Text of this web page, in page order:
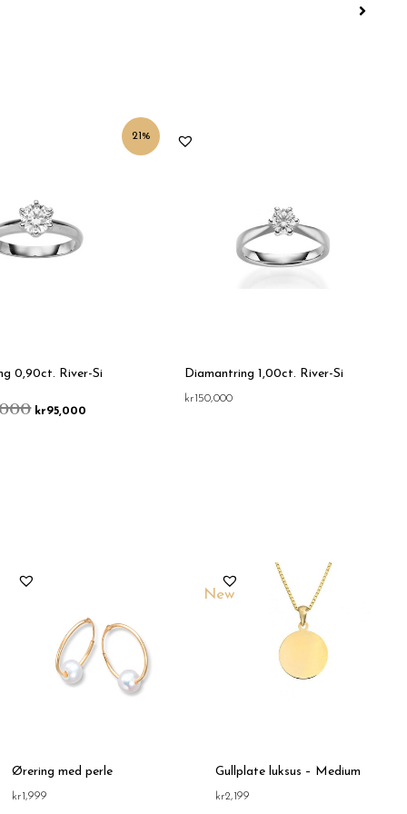
21%
0,90ct. River-Si
kr95,000
Nåværende
Diamantring 1,00ct. River-Si
kr150,000
Ørering med perle
kr1,999
New
Gullplate luksus – Medium
kr2,199